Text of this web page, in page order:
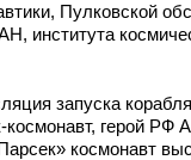
Пулковской
института
запуска
герой РФ
космонавт